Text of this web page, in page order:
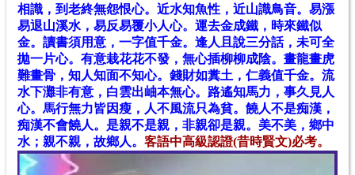
相識，到老終無怨恨心。近水知魚性，近山識鳥音。易漲
易退山溪水，易反易覆小人心。運去金成鐵，時來鐵似
金。讀書須用意，一字值千金。逢人且說三分話，未可全
拋一片心。有意栽花花不發，無心插柳柳成陰。畫龍畫虎
難畫骨，知人知面不知心。錢財如糞土，仁義值千金。流
水下灘非有意，白雲出岫本無心。路遙知馬力，事久見人
心。馬行無力皆因瘦，人不風流只為貧。饒人不是痴漢，
痴漢不會饒人。是親不是親，非親卻是親。美不美，鄉中
水；親不親，故鄉人。 客語中高級認證(昔時賢文)必考。